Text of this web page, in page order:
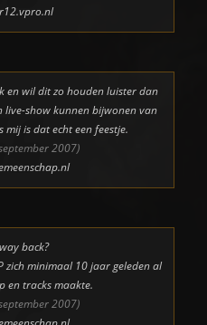
en wil dit zo houden luister dan
live-show kunnen bijwonen van
mij is dat echt een feestje.
2007)
back?
zich minimaal 10 jaar geleden al
en tracks maakte.
2007)